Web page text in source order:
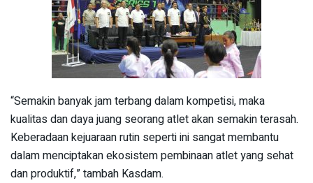
“Semakin banyak jam terbang dalam kompetisi, maka
kualitas dan daya juang seorang atlet akan semakin terasah.
Keberadaan kejuaraan rutin seperti ini sangat membantu
dalam menciptakan ekosistem pembinaan atlet yang sehat
dan produktif,” tambah Kasdam.